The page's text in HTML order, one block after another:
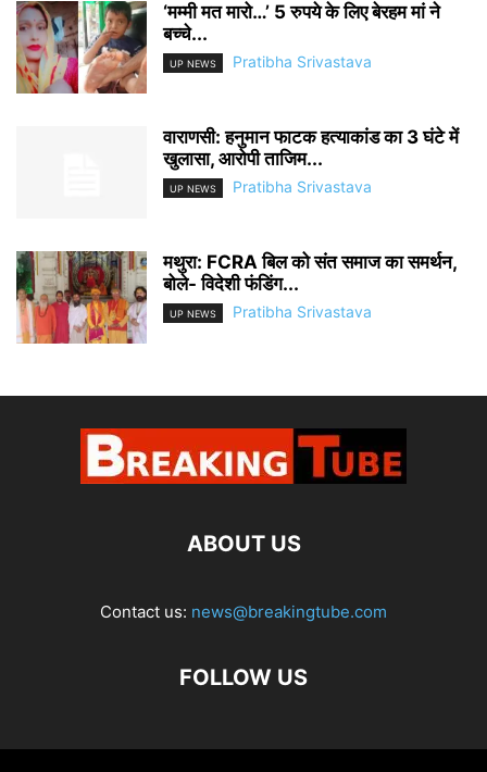
‘मम्मी मत मारो…’ 5 रुपये के लिए बेरहम मां ने
बच्चे...
UP NEWS Pratibha Srivastava
वाराणसी: हनुमान फाटक हत्याकांड का 3 घंटे में
खुलासा, आरोपी ताजिम...
UP NEWS Pratibha Srivastava
मथुरा: FCRA बिल को संत समाज का समर्थन,
बोले- विदेशी फंडिंग...
UP NEWS Pratibha Srivastava
ABOUT US
Contact us: news@breakingtube.com
FOLLOW US